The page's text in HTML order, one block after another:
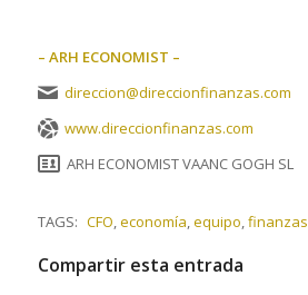
– ARH ECONOMIST –
direccion@direccionfinanzas.com
www.direccionfinanzas.com
ARH ECONOMIST VAANC GOGH SL
TAGS: CFO,economía,equipo,finanzas
Compartir esta entrada